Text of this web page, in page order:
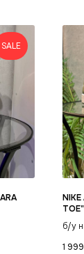
SALE
NIKE
TOE"
б/у
1 999